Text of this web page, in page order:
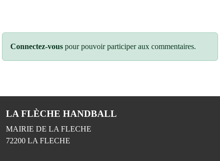
Connectez-vous pour pouvoir participer aux commentaires.
LA FLÈCHE HANDBALL
MAIRIE DE LA FLECHE
72200 LA FLECHE